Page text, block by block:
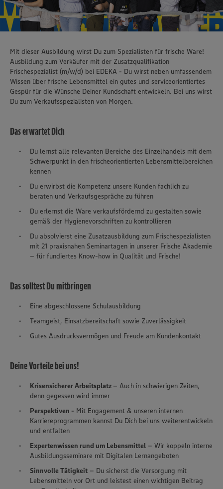
Mit dieser Ausbildung wirst Du zum Spezialisten für frische Ware!
Ausbildung zum Verkäufer mit der Zusatzqualifikation
Frischespezialist (m/w/d) bei EDEKA - Du wirst neben umfassendem
Wissen über frische Lebensmittel ein gutes und serviceorientiertes
Gespür für die Wünsche Deiner Kundschaft entwickeln. Bei uns wirst
Du zum Verkaufsspezialisten von Morgen.
Das erwartet Dich
Du lernst alle relevanten Bereiche des Einzelhandels mit dem
Schwerpunkt in den frischeorientierten Lebensmittelbereichen
kennen
Du erwirbst die Kompetenz unsere Kunden fachlich zu
beraten und Verkaufsgespräche zu führen
Du erlernst die Ware verkaufsfördernd zu gestalten sowie
gemäß der Hygienevorschriften zu kontrollieren
Du absolvierst eine Zusatzausbildung zum Frischespezialisten
mit 21 praxisnahen Seminartagen in unserer Frische Akademie
– für fundiertes Know-how in Qualität und Frische!
Das solltest Du mitbringen
Eine abgeschlossene Schulausbildung
Teamgeist, Einsatzbereitschaft sowie Zuverlässigkeit
Gutes Ausdrucksvermögen und Freude am Kundenkontakt
Deine Vorteile bei uns!
Krisensicherer Arbeitsplatz – Auch in schwierigen Zeiten,
denn gegessen wird immer
Perspektiven - Mit Engagement & unseren internen
Karriereprogrammen kannst Du Dich bei uns weiterentwickeln
und entfalten
Expertenwissen rund um Lebensmittel – Wir koppeln interne
Ausbildungsseminare mit Digitalen Lernangeboten
Sinnvolle Tätigkeit – Du sicherst die Versorgung mit
Lebensmitteln vor Ort und leistest einen wichtigen Beitrag